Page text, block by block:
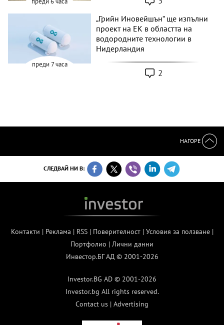
преди 7 часа
„Грийн Иновейшън“ ще изпълни
проект на ЕК в областта на
водородните технологии в
Нидерландия
2
НАГОРЕ
СЛЕДВАЙ НИ В:
Контакти | Реклама | RSS| Поверителност| Условия за ползване|
Портфолио | Лични данни
Инвестор.БГ АД © 2001-2026
Investor.BG AD © 2001-2026
Investor.bg All rights reserved.
Contact us | Advertising